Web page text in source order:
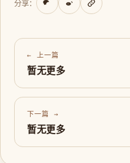
分享：
← 上一篇
暂无更多
下一篇 →
暂无更多